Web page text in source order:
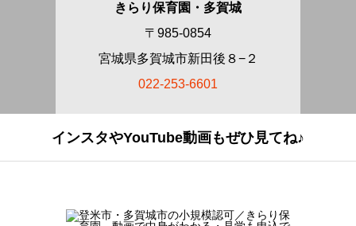
きらり保育園・多賀城
〒985-0854
宮城県多賀城市新田後８−２
022-253-6601
インスタやYouTube動画もぜひ見てね♪